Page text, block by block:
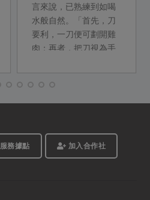
言來說，已熟練到如喝
水般自然。「首先，刀
要利，一刀便可劃開雞
肉；再者，把刀視為手
處，即能輕鬆分解各部
式烹煮，雞骨架還能熬
服務據點 加入合作社